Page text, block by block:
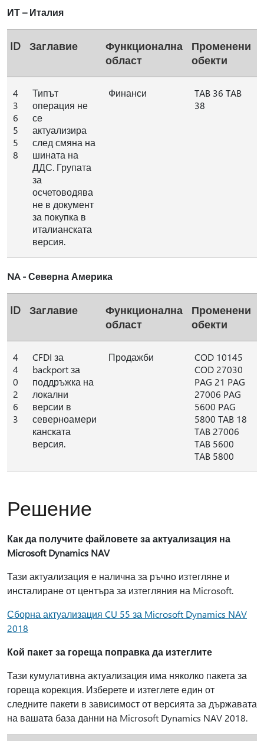
ИТ – Италия
ID Заглавие
Функционална
област
Променени
обекти
4
3
6
5
5
8
Типът
операция не
се
актуализира
след смяна на
шината на
ДДС. Групата
за
осчетоводява
не в документ
за покупка в
италианската
версия.
Финанси
TAB 36 TAB
38
NA - Северна Америка
ID Заглавие
Функционална
област
Променени
обекти
4
4
0
2
6
3
CFDI за
backport за
поддръжка на
локални
версии в
северноамери
канската
версия.
Продажби
COD 10145
COD 27030
PAG 21 PAG
27006 PAG
5600 PAG
5800 TAB 18
TAB 27006
TAB 5600
TAB 5800
Решение
Как да получите файловете за актуализация на
Microsoft Dynamics NAV
Тази актуализация е налична за ръчно изтегляне и
инсталиране от центъра за изтегляния на Microsoft.
Сборна актуализация CU 55 за Microsoft Dynamics NAV
2018
Кой пакет за гореща поправка да изтеглите
Тази кумулативна актуализация има няколко пакета за
гореща корекция. Изберете и изтеглете един от
следните пакети в зависимост от версията за държавата
на вашата база данни на Microsoft Dynamics NAV 2018.